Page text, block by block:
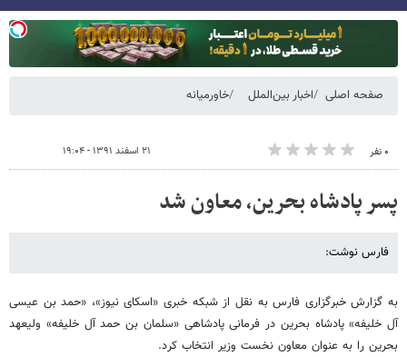
صفحه اصلی اخبار بین‌الملل خاورمیانه
۰ نفر ۲۱ اسفند ۱۳۹۱ - ۱۹:۰۴
پسر پادشاه بحرین، معاون شد
فارس نوشت:
به گزارش خبرگزاری فارس به نقل از شبکه خبری «اسکای نیوز»، «حمد بن عیسی
آل خلیفه» پادشاه بحرین در فرمانی پادشاهی «سلمان بن حمد آل خلیفه» ولیعهد
بحرین را به عنوان معاون نخست وزیر انتخاب کرد.